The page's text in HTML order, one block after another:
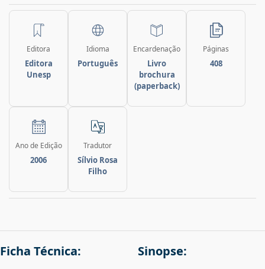
Editora
Editora
Unesp
Idioma
Português
Encardenação
Livro
brochura
(paperback)
Páginas
408
Ano de Edição
2006
Tradutor
Sílvio Rosa
Filho
Ficha Técnica: Sinopse: